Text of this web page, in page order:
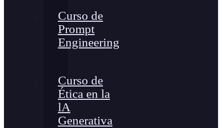
Curso de
Prompt
Engineering
Curso de
Ética en la
lA
Generativa